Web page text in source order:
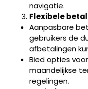
navigatie.
Flexibele
Aanpasbare
gebruikers de
afbetalingen
Bied opties
maandelijkse
regelingen.